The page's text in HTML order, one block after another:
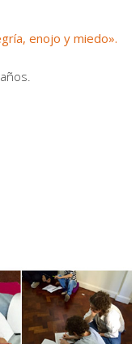
enojo y miedo».